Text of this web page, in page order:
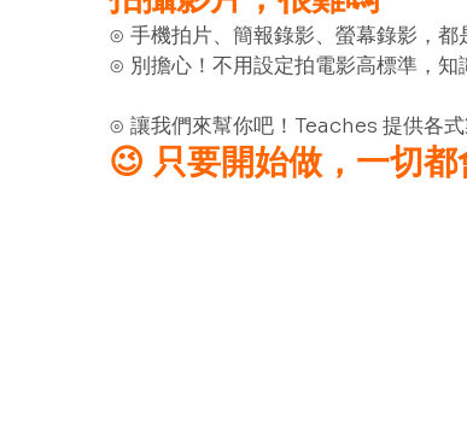
⊙ 手機拍片、簡報錄影、螢幕錄影，
⊙ 別擔心！不用設定拍電影高標準，知
⊙ 讓我們來幫你吧！Teaches 提供各
😉 只要開始做，一切都